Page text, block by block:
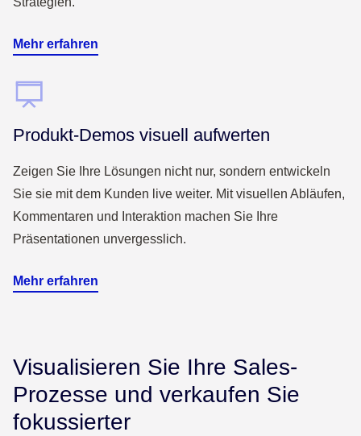
Mehr erfahren
Produkt-Demos visuell aufwerten
Zeigen Sie Ihre Lösungen nicht nur, sondern entwickeln
Sie sie mit dem Kunden live weiter. Mit visuellen Abläufen,
Kommentaren und Interaktion machen Sie Ihre
Präsentationen unvergesslich.
Mehr erfahren
Visualisieren Sie Ihre Sales-
Prozesse und verkaufen Sie
fokussierter